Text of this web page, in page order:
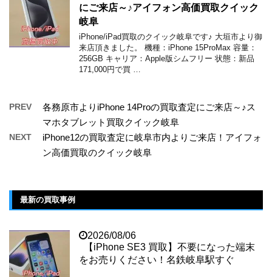
にご来店～♪アイフォン高価買取クイック
岐阜
iPhone/iPad買取のクイック岐阜です♪ 大垣市より御
来店頂きました。 機種：iPhone 15ProMax 容量：
256GB キャリア：Apple版シムフリー 状態：新品
171,000円で買 …
PREV
各務原市よりiPhone 14Proの買取査定にご来店～♪ス
マホタブレット買取クイック岐阜
NEXT
iPhone12の買取査定に岐阜市内よりご来店！アイフォ
ン高価買取のクイック岐阜
最新の買取事例
2026/08/06
【iPhone SE3 買取】不要になった端末
をお売りください！名鉄岐阜駅すぐ